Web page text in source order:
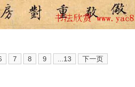
7 8 9 ...13 下一页